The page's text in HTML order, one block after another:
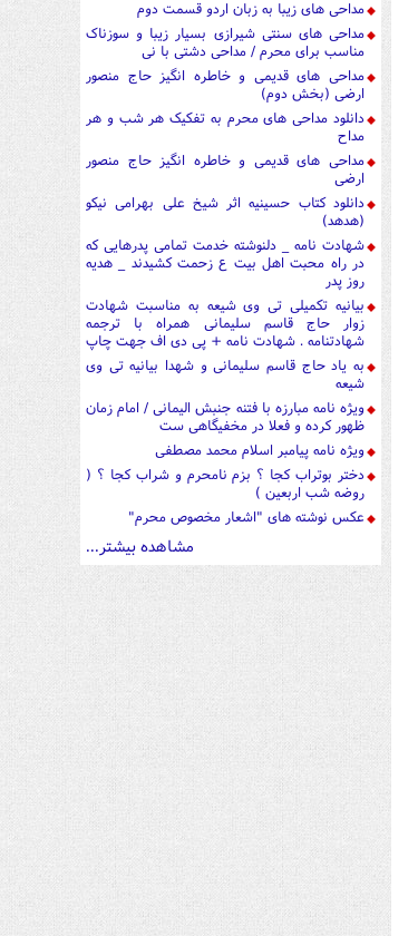
مداحی های زیبا به زبان اردو قسمت دوم
مداحی های سنتی شیرازی بسیار زیبا و سوزناک
مناسب برای محرم / مداحی دشتی با نی
مداحی های قدیمی و خاطره انگیز حاج منصور
ارضی (بخش دوم)
دانلود مداحی های محرم به تفکیک هر شب و هر
مداح
مداحی های قدیمی و خاطره انگیز حاج منصور
ارضی
دانلود کتاب حسینیه اثر شیخ علی بهرامی نیکو
(هدهد)
شهادت نامه _ دلنوشته خدمت تمامی پدرهایی که
در راه محبت اهل بیت ع زحمت کشیدند _ هدیه
روز پدر
بیانیه تکمیلی تی وی شیعه به مناسبت شهادت
زوار حاج قاسم سلیمانی همراه با ترجمه
شهادتنامه . شهادت نامه + پی دی اف جهت چاپ
به یاد حاج قاسم سلیمانی و شهدا بیانیه تی وی
شیعه
ویژه نامه مبارزه با فتنه جنبش الیمانی / امام زمان
ظهور کرده و فعلا در مخفیگاهی ست
ویژه نامه پیامبر اسلام محمد مصطفی
دختر بوتراب کجا ؟ بزم نامحرم و شراب کجا ؟ (
روضه شب اربعین )
عکس نوشته های "اشعار مخصوص محرم"
مشاهده بیشتر...